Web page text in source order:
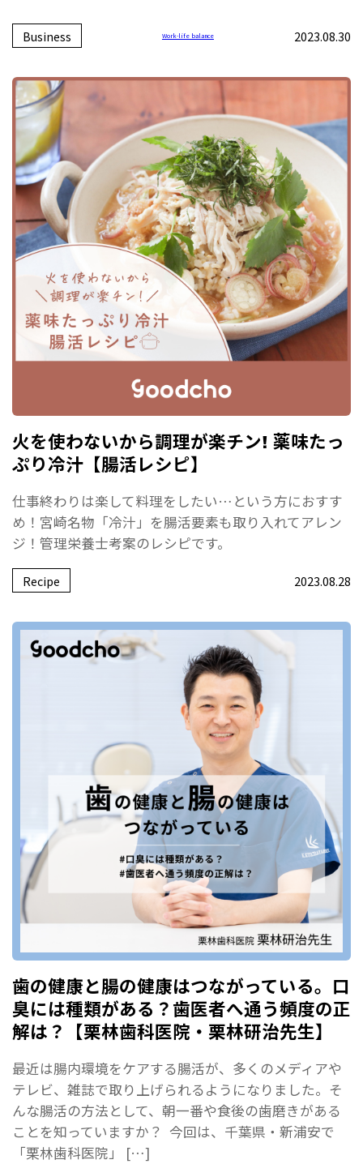
Business Work-life balance 2023.08.30
火を使わないから調理が楽チン! 薬味たっ
ぷり冷汁【腸活レシピ】
仕事終わりは楽して料理をしたい…という方におすす
め！宮崎名物「冷汁」を腸活要素も取り入れてアレン
ジ！管理栄養士考案のレシピです。
Recipe 2023.08.28
歯の健康と腸の健康はつながっている。口
臭には種類がある？歯医者へ通う頻度の正
解は？【栗林歯科医院・栗林研治先生】
最近は腸内環境をケアする腸活が、多くのメディアや
テレビ、雑誌で取り上げられるようになりました。そ
んな腸活の方法として、朝一番や食後の歯磨きがある
ことを知っていますか？ 今回は、千葉県・新浦安で
「栗林歯科医院」 […]